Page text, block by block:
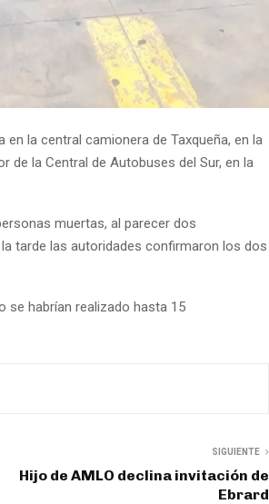
la central camionera de Taxqueña, en la
de la Central de Autobuses del Sur, en la
muertas, al parecer dos
tarde las autoridades confirmaron los dos
se habrían realizado hasta 15
SIGUIENTE
Hijo de AMLO declina invitación de
Ebrard